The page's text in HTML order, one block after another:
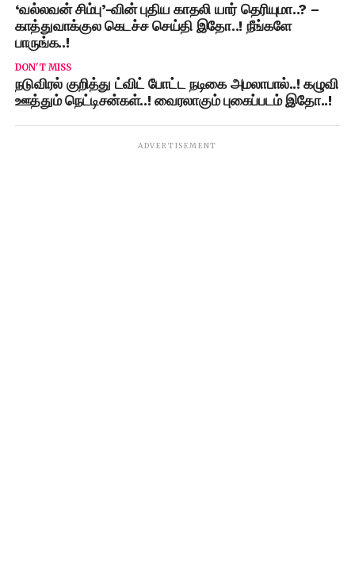
‘வல்லவன் சிம்பு’-வின் புதிய காதலி யார் தெரியுமா..? –
காத்துவாக்குல கெடச்ச செய்தி இதோ..! நீங்களே
பாருங்க..!
DON'T MISS
நடுவிரல் குறித்து ட்விட் போட்ட நடிகை அமலாபால்..! கழுவி
ஊத்தும் நெட்டிசன்கள்..! வைரலாகும் புகைப்படம் இதோ..!
ADVERTISEMENT